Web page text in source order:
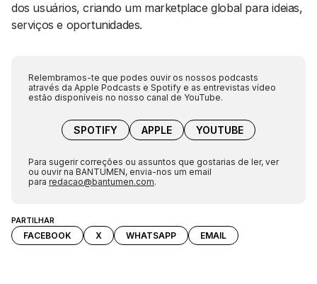
PARTILHAR
FACEBOOK X WHATSAPP EMAIL
dos usuários, criando um marketplace global para ideias,
serviços e oportunidades.
Relembramos-te que podes ouvir os nossos podcasts
através da Apple Podcasts e Spotify e as entrevistas vídeo
estão disponíveis no nosso canal de YouTube.
SPOTIFY APPLE YOUTUBE
Para sugerir correções ou assuntos que gostarias de ler, ver
ou ouvir na BANTUMEN, envia-nos um email
para redacao@bantumen.com.